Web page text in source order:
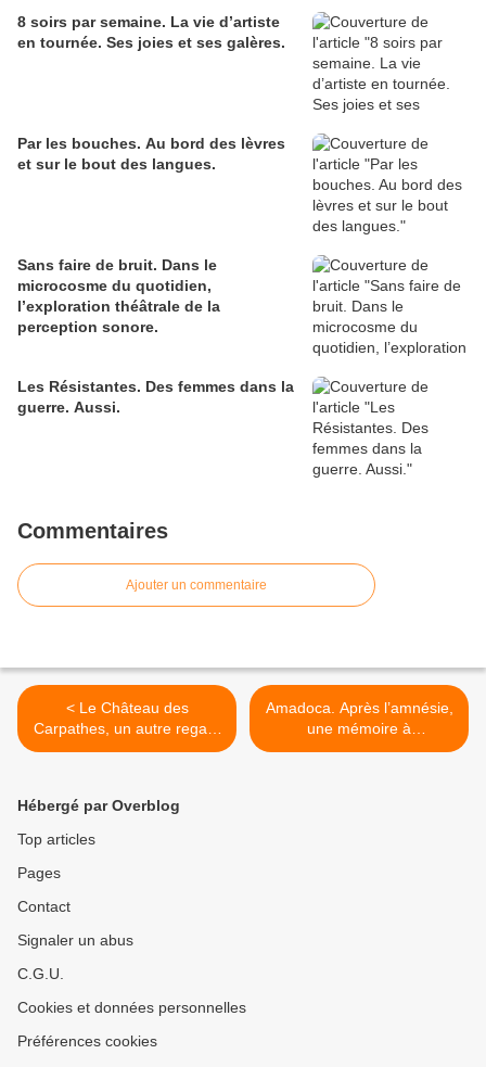
8 soirs par semaine. La vie d’artiste
en tournée. Ses joies et ses galères.
Par les bouches. Au bord des lèvres
et sur le bout des langues.
Sans faire de bruit. Dans le
microcosme du quotidien,
l’exploration théâtrale de la
perception sonore.
Les Résistantes. Des femmes dans la
guerre. Aussi.
Commentaires
Ajouter un commentaire
< Le Château des
Carpathes, un autre regard
sur Jules Verne.
Amadoca. Après l’amnésie,
une mémoire à
reconstruire. >
Hébergé par Overblog
Top articles
Pages
Contact
Signaler un abus
C.G.U.
Cookies et données personnelles
Préférences cookies